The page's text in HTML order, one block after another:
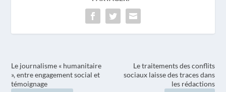
Le journalisme « humanitaire
», entre engagement social et
témoignage
Le traitements des conflits
sociaux laisse des traces dans
les rédactions